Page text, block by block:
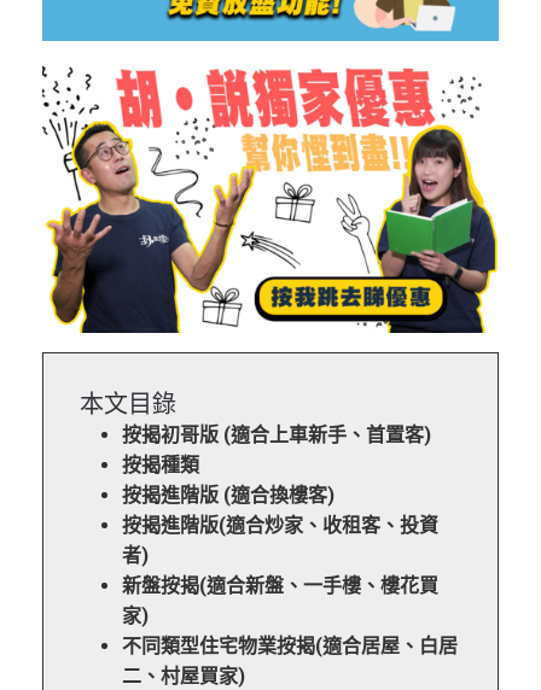
本文目錄
按揭初哥版 (適合上車新手、首置客)
按揭種類
按揭進階版 (適合換樓客)
按揭進階版(適合炒家、收租客、投資
者)
新盤按揭(適合新盤、一手樓、樓花買
家)
不同類型住宅物業按揭(適合居屋、白居
二、村屋買家)